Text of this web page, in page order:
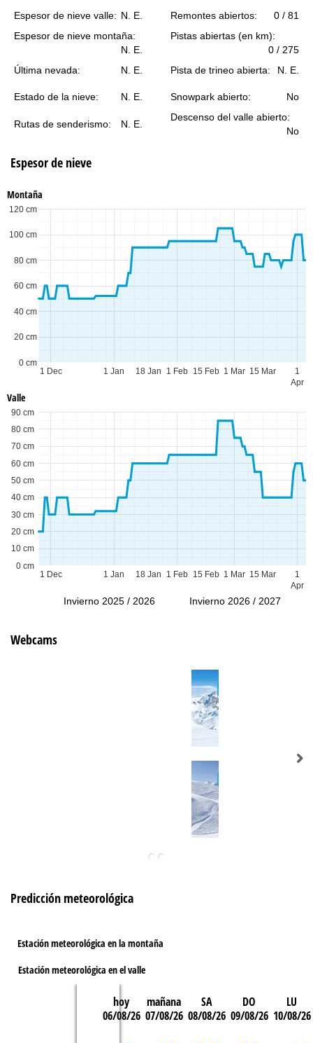
c
i
p
a
l
Espesor de nieve valle: N. E. Remontes abiertos:
0 / 81
Espesor de nieve montaña:
N. E.
Pistas abiertas (en km):
0 / 275
Última nevada:
N. E. Pista de trineo abierta: N. E.
Estado de la nieve: N. E. Snowpark abierto: No
Rutas de senderismo: N. E.
Descenso del valle abierto:
No
Espesor de nieve
Montaña
1 Dec 1 Jan 1 Feb 1 Mar
1
Apr
18 Jan 15 Feb 15 Mar
0 cm
20 cm
40 cm
60 cm
80 cm
100 cm
120 cm
Valle
1 Dec 1 Jan 1 Feb 1 Mar
1
Apr
18 Jan 15 Feb 15 Mar
0 cm
10 cm
20 cm
30 cm
40 cm
50 cm
60 cm
70 cm
80 cm
90 cm
Invierno 2025 / 2026 Invierno 2026 / 2027
Webcams
Predicción meteorológica
Estación meteorológica en la montaña
Estación meteorológica en el valle
hoy
06/08/26
mañana
07/08/26
SA
08/08/26
DO
09/08/26
LU
10/08/26